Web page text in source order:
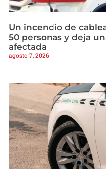
Un incendio de
50 personas y deja
afectada
agosto 7, 2026